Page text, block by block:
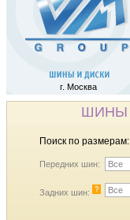
г. Москва
ШИНЫ
Поиск по размерам:
Передних шин: Все
Задних шин: ? Все